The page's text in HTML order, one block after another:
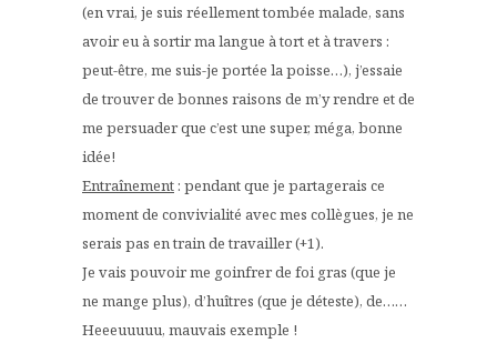
(en vrai, je suis réellement tombée malade, sans
avoir eu à sortir ma langue à tort et à travers :
peut-être, me suis-je portée la poisse…), j’essaie
de trouver de bonnes raisons de m’y rendre et de
me persuader que c’est une super, méga, bonne
idée!
Entraînement : pendant que je partagerais ce
moment de convivialité avec mes collègues, je ne
serais pas en train de travailler (+1).
Je vais pouvoir me goinfrer de foi gras (que je
ne mange plus), d’huîtres (que je déteste), de……
Heeeuuuuu, mauvais exemple !